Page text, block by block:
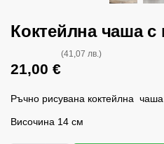
Коктейлна чаша
21,00 €
(41,07 лв.)
Ръчно рисувана коктейлна
Височина 14 см